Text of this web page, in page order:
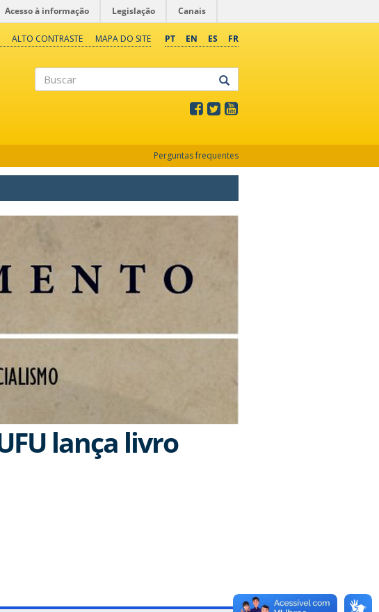
Acesso à informação Legislação Canais
PT EN ES FR
ALTO CONTRASTE MAPA DO SITE
Perguntas frequentes
lança livro